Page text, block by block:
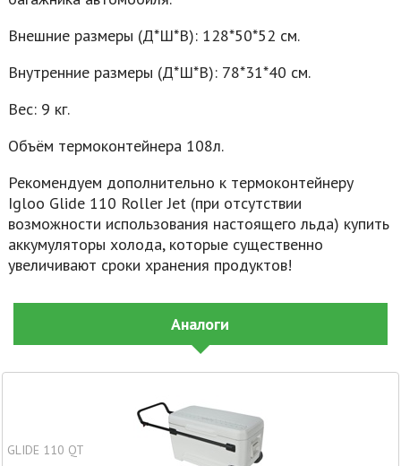
Внешние размеры (Д*Ш*В): 128*50*52 см.
Внутренние размеры (Д*Ш*В): 78*31*40 см.
Вес: 9 кг.
Объём термоконтейнера 108л.
Рекомендуем дополнительно к термоконтейнеру
Igloo Glide 110 Roller Jet (при отсутствии
возможности использования настоящего льда) купить
аккумуляторы холода, которые существенно
увеличивают сроки хранения продуктов!
Аналоги
GLIDE 110 QT